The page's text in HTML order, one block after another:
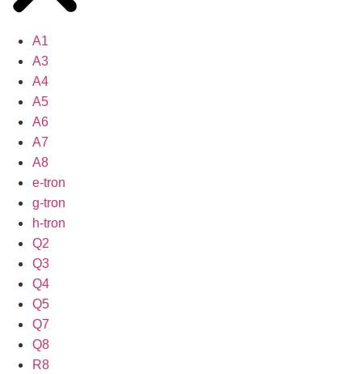
A1
A3
A4
A5
A6
A7
A8
e-tron
g-tron
h-tron
Q2
Q3
Q4
Q5
Q7
Q8
R8